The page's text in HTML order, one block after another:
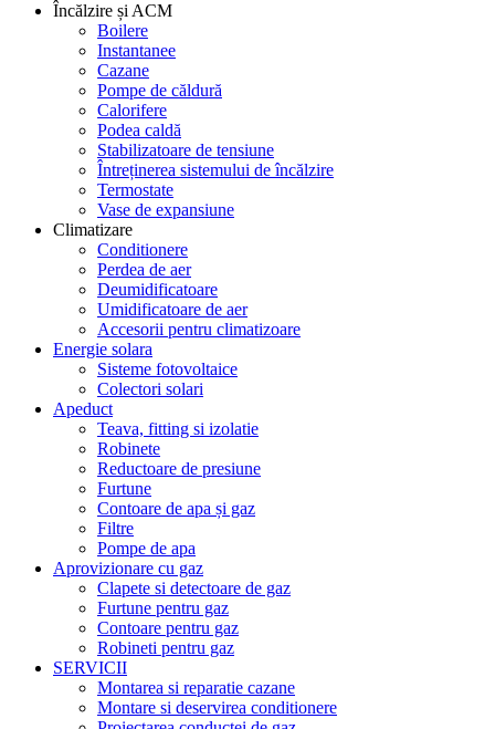
Încălzire și ACM
Boilere
Instantanee
Cazane
Pompe de căldură
Calorifere
Podea caldă
Stabilizatoare de tensiune
Întreținerea sistemului de încălzire
Termostate
Vase de expansiune
Climatizare
Conditionere
Perdea de aer
Deumidificatoare
Umidificatoare de aer
Accesorii pentru climatizoare
Energie solara
Sisteme fotovoltaice
Colectori solari
Apeduct
Teava, fitting si izolatie
Robinete
Reductoare de presiune
Furtune
Contoare de apa și gaz
Filtre
Pompe de apa
Aprovizionare cu gaz
Clapete si detectoare de gaz
Furtune pentru gaz
Contoare pentru gaz
Robineti pentru gaz
SERVICII
Montarea si reparatie cazane
Montare si deservirea conditionere